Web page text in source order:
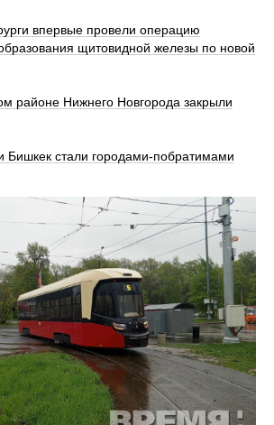
впервые провели операцию
щитовидной железы по новой
районе Нижнего Новгорода закрыли
Бишкек стали городами-побратимами